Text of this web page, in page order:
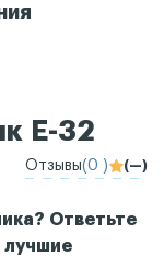
Е-32
Отзывы(0 ) (—)
Ответьте
лучшие